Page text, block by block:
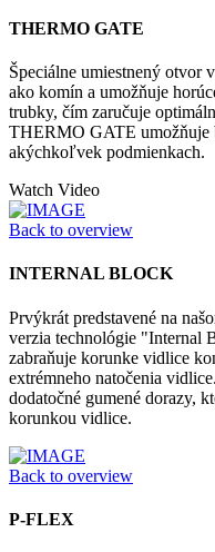
THERMO GATE
Špeciálne umiestnený otvor
ako komín a umožňuje
trubky, čím zaručuje
THERMO GATE umožňuje
akýchkoľvek podmienkach.
Watch Video
Back to overview
INTERNAL BLOCK
Prvýkrát predstavené na
verzia technológie "Internal
zabraňuje korunke vidlice
extrémneho natočenia
dodatočné gumené dorazy,
korunkou vidlice.
Back to overview
P-FLEX